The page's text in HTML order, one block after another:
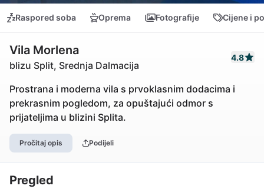
Raspored soba Oprema Fotografije Cijene i
Vila Morlena
blizu Split, Srednja Dalmacija
4.8
Prostrana i moderna vila s prvoklasnim dodacima i
prekrasnim pogledom, za opuštajući odmor s
prijateljima u blizini Splita.
Pročitaj opis Podijeli
Pregled